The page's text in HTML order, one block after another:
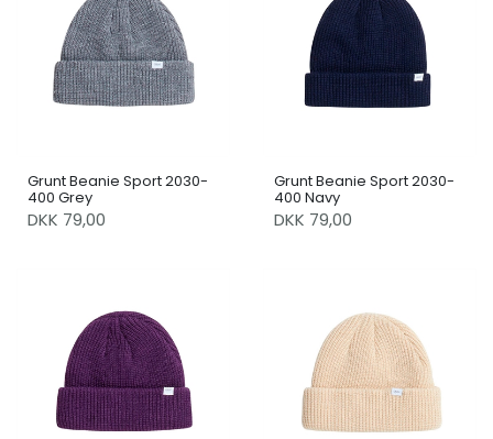
Grunt Beanie Sport 2030-
400 Grey
DKK 79,00
Grunt Beanie Sport 2030-
400 Navy
DKK 79,00